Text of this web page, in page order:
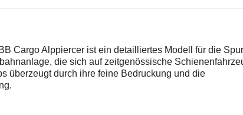
Cargo Alppiercer ist ein detailliertes Modell für die
die sich auf zeitgenössische
überzeugt durch ihre feine Bedruckung und die